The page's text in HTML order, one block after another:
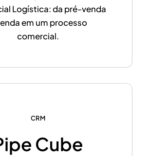
Logística: da pré-venda
em um processo
comercial.
CRM
Cube